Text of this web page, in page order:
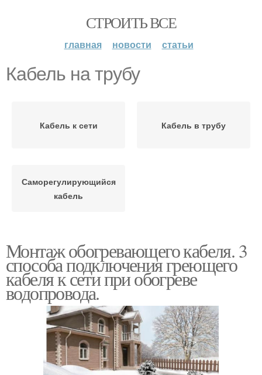
СТРОИТЬ ВСЕ
главная новости статьи
Кабель на трубу
Кабель к сети Кабель в трубу
Саморегулирующийся
кабель
Монтаж обогревающего кабеля. 3
способа подключения греющего
кабеля к сети при обогреве
водопровода.